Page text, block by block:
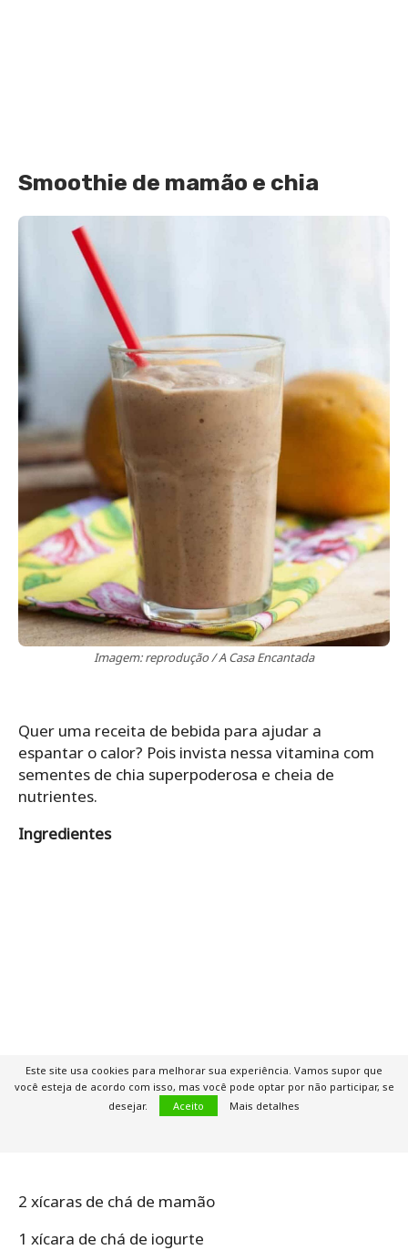
Smoothie de mamão e chia
Imagem: reprodução / A Casa Encantada
Quer uma receita de bebida para ajudar a
espantar o calor? Pois invista nessa vitamina com
sementes de chia superpoderosa e cheia de
nutrientes.
Ingredientes
2 xícaras de chá de mamão
1 xícara de chá de iogurte
Este site usa cookies para melhorar sua experiência. Vamos supor que
você esteja de acordo com isso, mas você pode optar por não participar, se
desejar.
Aceito Mais detalhes